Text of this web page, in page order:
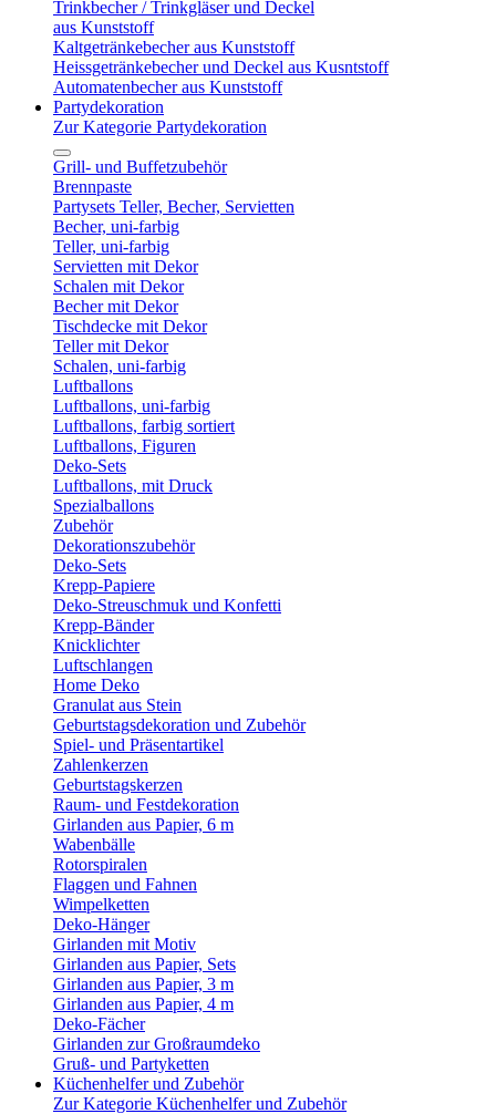
Trinkbecher / Trinkgläser und Deckel
aus Kunststoff
Kaltgetränkebecher aus Kunststoff
Heissgetränkebecher und Deckel aus Kusntstoff
Automatenbecher aus Kunststoff
Partydekoration
Zur Kategorie Partydekoration
Grill- und Buffetzubehör
Brennpaste
Partysets Teller, Becher, Servietten
Becher, uni-farbig
Teller, uni-farbig
Servietten mit Dekor
Schalen mit Dekor
Becher mit Dekor
Tischdecke mit Dekor
Teller mit Dekor
Schalen, uni-farbig
Luftballons
Luftballons, uni-farbig
Luftballons, farbig sortiert
Luftballons, Figuren
Deko-Sets
Luftballons, mit Druck
Spezialballons
Zubehör
Dekorationszubehör
Deko-Sets
Krepp-Papiere
Deko-Streuschmuk und Konfetti
Krepp-Bänder
Knicklichter
Luftschlangen
Home Deko
Granulat aus Stein
Geburtstagsdekoration und Zubehör
Spiel- und Präsentartikel
Zahlenkerzen
Geburtstagskerzen
Raum- und Festdekoration
Girlanden aus Papier, 6 m
Wabenbälle
Rotorspiralen
Flaggen und Fahnen
Wimpelketten
Deko-Hänger
Girlanden mit Motiv
Girlanden aus Papier, Sets
Girlanden aus Papier, 3 m
Girlanden aus Papier, 4 m
Deko-Fächer
Girlanden zur Großraumdeko
Gruß- und Partyketten
Küchenhelfer und Zubehör
Zur Kategorie Küchenhelfer und Zubehör